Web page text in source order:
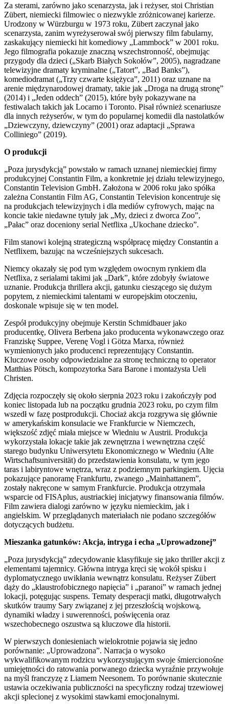
Za sterami, zarówno jako scenarzysta, jak i reżyser, stoi Christian
Zübert, niemiecki filmowiec o niezwykle zróżnicowanej karierze.
Urodzony w Würzburgu w 1973 roku, Zübert zaczynał jako
scenarzysta, zanim wyreżyserował swój pierwszy film fabularny,
zaskakujący niemiecki hit komediowy „Lammbock” w 2001 roku.
Jego filmografia pokazuje znaczną wszechstronność, obejmując
przygody dla dzieci („Skarb Białych Sokołów”, 2005), nagradzane
telewizyjne dramaty kryminalne („Tatort”, „Bad Banks”),
komediodramat („Trzy czwarte księżyca”, 2011) oraz uznane na
arenie międzynarodowej dramaty, takie jak „Droga na drugą stronę”
(2014) i „Jeden oddech” (2015), które były pokazywane na
festiwalach takich jak Locarno i Toronto. Pisał również scenariusze
dla innych reżyserów, w tym do popularnej komedii dla nastolatków
„Dziewczyny, dziewczyny” (2001) oraz adaptacji „Sprawa
Colliniego” (2019).
O produkcji
„Poza jurysdykcją” powstało w ramach uznanej niemieckiej firmy
produkcyjnej Constantin Film, a konkretnie jej działu telewizyjnego,
Constantin Television GmbH. Założona w 2006 roku jako spółka
zależna Constantin Film AG, Constantin Television koncentruje się
na produkcjach telewizyjnych i dla mediów cyfrowych, mając na
koncie takie niedawne tytuły jak „My, dzieci z dworca Zoo”,
„Pałac” oraz doceniony serial Netflixa „Ukochane dziecko”.
Film stanowi kolejną strategiczną współpracę między Constantin a
Netflixem, bazując na wcześniejszych sukcesach.
Niemcy okazały się pod tym względem owocnym rynkiem dla
Netflixa, z serialami takimi jak „Dark”, które zdobyły światowe
uznanie. Produkcja thrillera akcji, gatunku cieszącego się dużym
popytem, z niemieckimi talentami w europejskim otoczeniu,
doskonale wpisuje się w ten model.
Zespół produkcyjny obejmuje Kerstin Schmidbauer jako
producentkę, Olivera Berbena jako producenta wykonawczego oraz
Franziskę Suppee, Verenę Vogl i Götza Marxa, również
wymienionych jako producenci reprezentujący Constantin.
Kluczowe osoby odpowiedzialne za stronę techniczną to operator
Matthias Pötsch, kompozytorka Sara Barone i montażysta Ueli
Christen.
Zdjęcia rozpoczęły się około sierpnia 2023 roku i zakończyły pod
koniec listopada lub na początku grudnia 2023 roku, po czym film
wszedł w fazę postprodukcji. Chociaż akcja rozgrywa się głównie
w amerykańskim konsulacie we Frankfurcie w Niemczech,
większość zdjęć miała miejsce w Wiedniu w Austrii. Produkcja
wykorzystała lokacje takie jak zewnętrzna i wewnętrzna część
starego budynku Uniwersytetu Ekonomicznego w Wiedniu (Alte
Wirtschaftsuniversität) do przedstawienia konsulatu, w tym jego
taras i labiryntowe wnętrza, wraz z podziemnym parkingiem. Ujęcia
pokazujące panoramę Frankfurtu, zwanego „Mainhattanem”,
zostały nakręcone w samym Frankfurcie. Produkcja otrzymała
wsparcie od FISAplus, austriackiej inicjatywy finansowania filmów.
Film zawiera dialogi zarówno w języku niemieckim, jak i
angielskim. W przeglądanych materiałach nie podano szczegółów
dotyczących budżetu.
Mieszanka gatunków: Akcja, intryga i echa „Uprowadzonej”
„Poza jurysdykcją” zdecydowanie klasyfikuje się jako thriller akcji z
elementami tajemnicy. Główna intryga kręci się wokół spisku i
dyplomatycznego uwikłania wewnątrz konsulatu. Reżyser Zübert
dąży do „klaustrofobicznego napięcia” i „paranoi” w ramach jednej
lokacji, potęgując suspens. Tematy desperacji matki, długotrwałych
skutków traumy Sary związanej z jej przeszłością wojskową,
dynamiki władzy i suwerenności, poświęcenia oraz
wszechobecnego oszustwa są kluczowe dla historii.
W pierwszych doniesieniach wielokrotnie pojawia się jedno
porównanie: „Uprowadzona”. Narracja o wysoko
wykwalifikowanym rodzicu wykorzystującym swoje śmiercionośne
umiejętności do ratowania porwanego dziecka wyraźnie przywołuje
na myśl franczyzę z Liamem Neesonem. To porównanie skutecznie
ustawia oczekiwania publiczności na specyficzny rodzaj trzewiowej
akcji splecionej z wysokimi stawkami emocjonalnymi.